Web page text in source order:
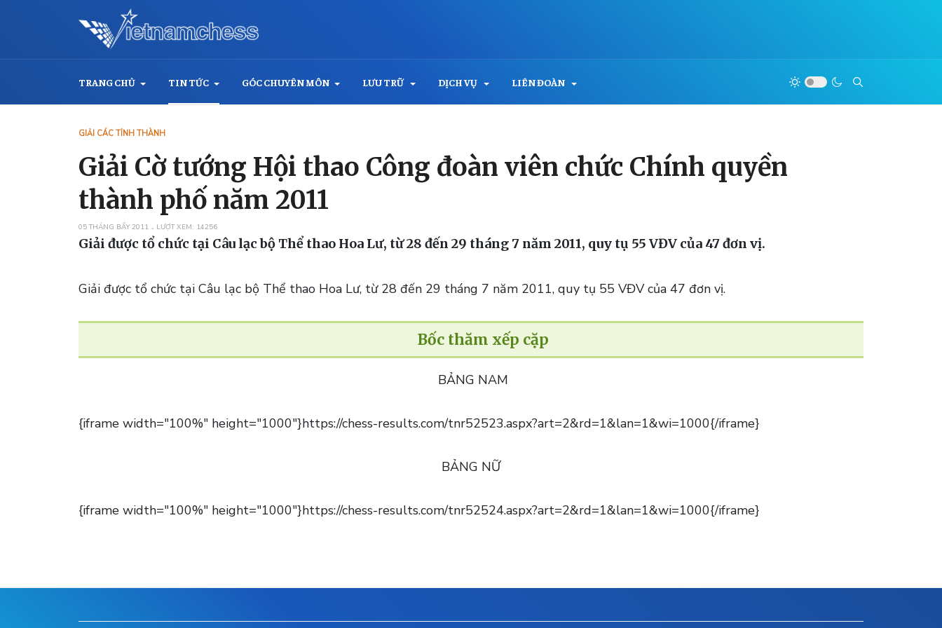
TRANG CHỦ TIN TỨC GÓC CHUYÊN MÔN LƯU TRỮ DỊCH VỤ LIÊN ĐOÀN
GIẢI CÁC TỈNH THÀNH
Giải Cờ tướng Hội thao Công đoàn viên chức Chính quyền
thành phố năm 2011
05 THÁNG BẨY 2011 LƯỢT XEM: 14256
Giải được tổ chức tại Câu lạc bộ Thể thao Hoa Lư, từ 28 đến 29 tháng 7 năm 2011, quy tụ 55 VĐV của 47 đơn vị.
Giải được tổ chức tại Câu lạc bộ Thể thao Hoa Lư, từ 28 đến 29 tháng 7 năm 2011, quy tụ 55 VĐV của 47 đơn vị.
Bốc thăm xếp cặp
BẢNG NAM
{iframe width="100%" height="1000"}https://chess-results.com/tnr52523.aspx?art=2&rd=1&lan=1&wi=1000{/iframe}
BẢNG NỮ
{iframe width="100%" height="1000"}https://chess-results.com/tnr52524.aspx?art=2&rd=1&lan=1&wi=1000{/iframe}